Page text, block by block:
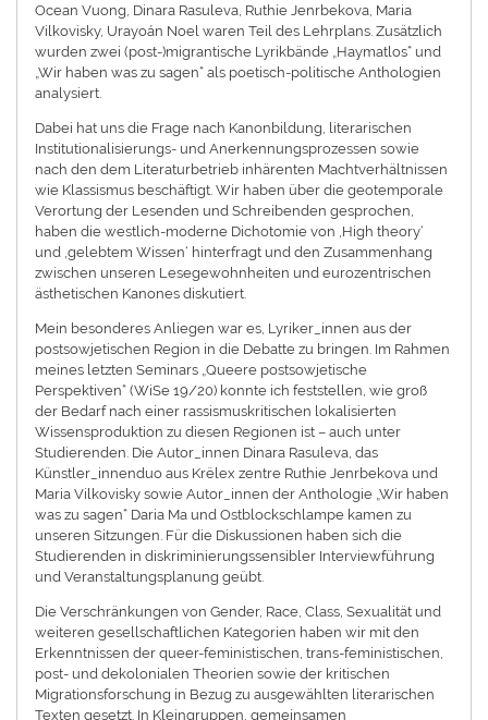
Ocean Vuong, Dinara Rasuleva, Ruthie Jenrbekova, Maria
Vilkovisky, Urayoán Noel waren Teil des Lehrplans. Zusätzlich
wurden zwei (post-)migrantische Lyrikbände „Haymatlos“ und
„Wir haben was zu sagen“ als poetisch-politische Anthologien
analysiert.
Dabei hat uns die Frage nach Kanonbildung, literarischen
Institutionalisierungs- und Anerkennungsprozessen sowie
nach den dem Literaturbetrieb inhärenten Machtverhältnissen
wie Klassismus beschäftigt. Wir haben über die geotemporale
Verortung der Lesenden und Schreibenden gesprochen,
haben die westlich-moderne Dichotomie von ‚High theory‘
und ‚gelebtem Wissen‘ hinterfragt und den Zusammenhang
zwischen unseren Lesegewohnheiten und eurozentrischen
ästhetischen Kanones diskutiert.
Mein besonderes Anliegen war es, Lyriker_innen aus der
postsowjetischen Region in die Debatte zu bringen. Im Rahmen
meines letzten Seminars „Queere postsowjetische
Perspektiven“ (WiSe 19/20) konnte ich feststellen, wie groß
der Bedarf nach einer rassismuskritischen lokalisierten
Wissensproduktion zu diesen Regionen ist – auch unter
Studierenden. Die Autor_innen Dinara Rasuleva, das
Künstler_innenduo aus Krëlex zentre Ruthie Jenrbekova und
Maria Vilkovisky sowie Autor_innen der Anthologie „Wir haben
was zu sagen“ Daria Ma und Ostblockschlampe kamen zu
unseren Sitzungen. Für die Diskussionen haben sich die
Studierenden in diskriminierungssensibler Interviewführung
und Veranstaltungsplanung geübt.
Die Verschränkungen von Gender, Race, Class, Sexualität und
weiteren gesellschaftlichen Kategorien haben wir mit den
Erkenntnissen der queer-feministischen, trans-feministischen,
post- und dekolonialen Theorien sowie der kritischen
Migrationsforschung in Bezug zu ausgewählten literarischen
Texten gesetzt. In Kleingruppen, gemeinsamen